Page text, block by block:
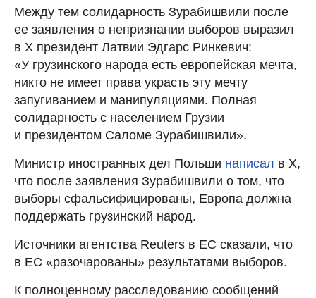
Между тем солидарность Зурабишвили после
ее заявления о непризнании выборов выразил
в Х президент Латвии Эдгарс Ринкевич:
«У грузинского народа есть европейская мечта,
никто не имеет права украсть эту мечту
запугиванием и манипуляциями. Полная
солидарность с населением Грузии
и президентом Саломе Зурабишвили».
Министр иностранных дел Польши написал в Х,
что после заявления Зурабишвили о том, что
выборы сфальсифицированы, Европа должна
поддержать грузинский народ.
Источники агентства Reuters в ЕС сказали, что
в ЕС «разочарованы» результатами выборов.
К полноценному расследованию сообщений